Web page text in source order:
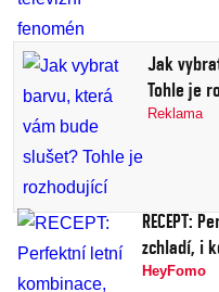
Jak
Tohle je
Reklama
RECEPT:
zchladí, i
HeyFomo